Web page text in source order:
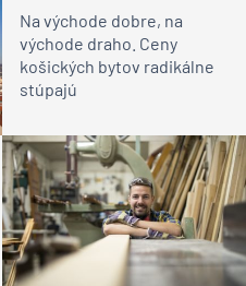
Na východe dobre, na
východe draho. Ceny
košických bytov radikálne
stúpajú